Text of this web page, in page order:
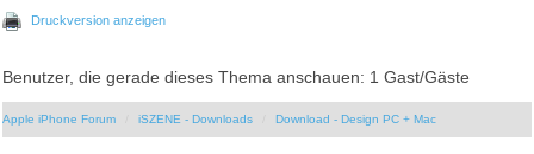
Druckversion anzeigen
Benutzer, die gerade dieses Thema anschauen: 1 Gast/Gäste
Apple iPhone Forum iSZENE - Downloads Download - Design PC + Mac